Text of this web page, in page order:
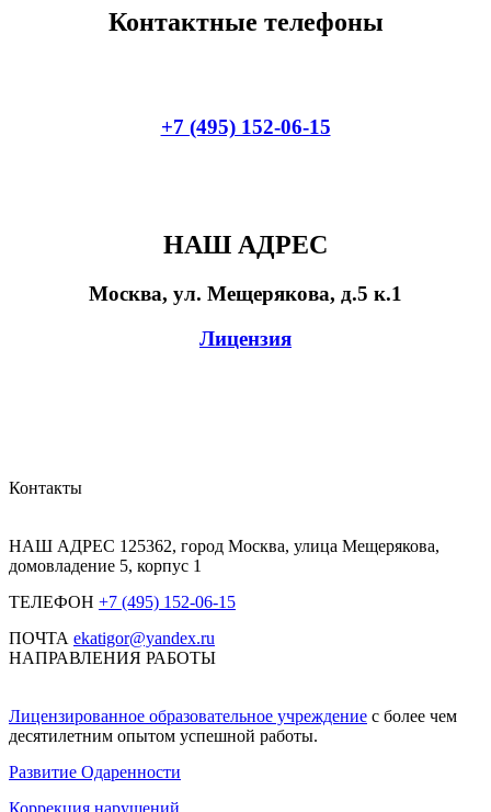
Контактные телефоны
+7 (495) 152-06-15
НАШ АДРЕС
Москва, ул. Мещерякова, д.5 к.1
Лицензия
Контакты
НАШ АДРЕС 125362, город Москва, улица Мещерякова,
домовладение 5, корпус 1
ТЕЛЕФОН +7 (495) 152-06-15
ПОЧТА ekatigor@yandex.ru
НАПРАВЛЕНИЯ РАБОТЫ
Лицензированное образовательное учреждение с более чем
десятилетним опытом успешной работы.
Развитие Одаренности
Коррекция нарушений